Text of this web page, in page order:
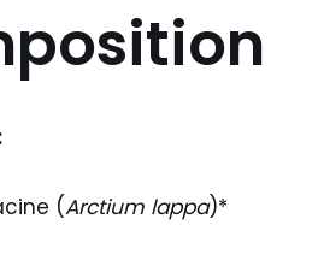
(Arctium lappa)*